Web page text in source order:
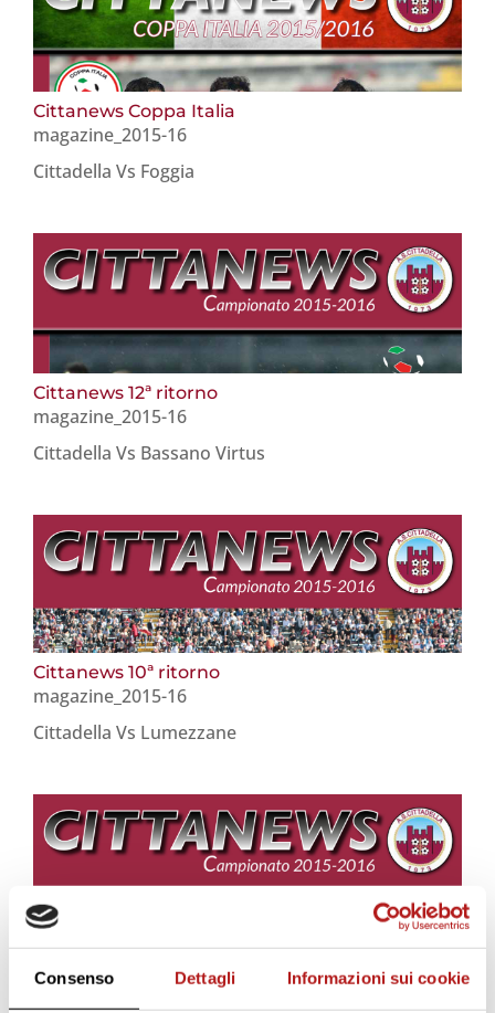
Consenso Dettagli Informazioni sui cookie
Cittanews Coppa Italia
magazine_2015-16
Cittadella Vs Foggia
Cittanews 12ª ritorno
magazine_2015-16
Cittadella Vs Bassano Virtus
Cittanews 10ª ritorno
magazine_2015-16
Cittadella Vs Lumezzane
Cittanews 8ª ritorno
magazine_2015-16